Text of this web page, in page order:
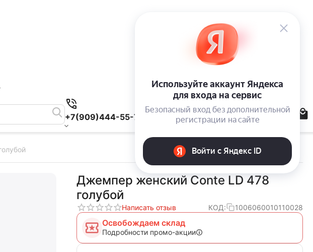
+7(909)444-55-78
Джемпер женский Conte LD 478
голубой
Написать отзыв КОД: 1006060010110028
Освобождаем склад
Подробности промо-акции